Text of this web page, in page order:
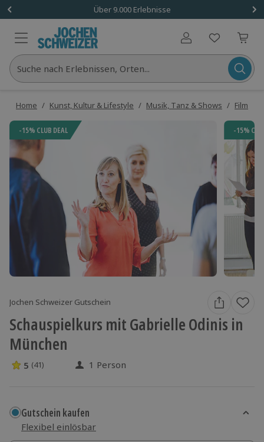
Über 9.000 Erlebnisse
Benutzerkonto
Suche nach Erlebnissen, Orten...
Home / Kunst, Kultur & Lifestyle / Musik, Tanz & Shows / Film- &
-15% CLUB DEAL -15%
Jochen Schweizer Gutschein
Schauspielkurs mit Gabrielle Odinis in
München
5 Sterne von 5 aus 41 Bewertungen
5 (41) 1 Person
Gutschein kaufen
Flexibel einlösbar